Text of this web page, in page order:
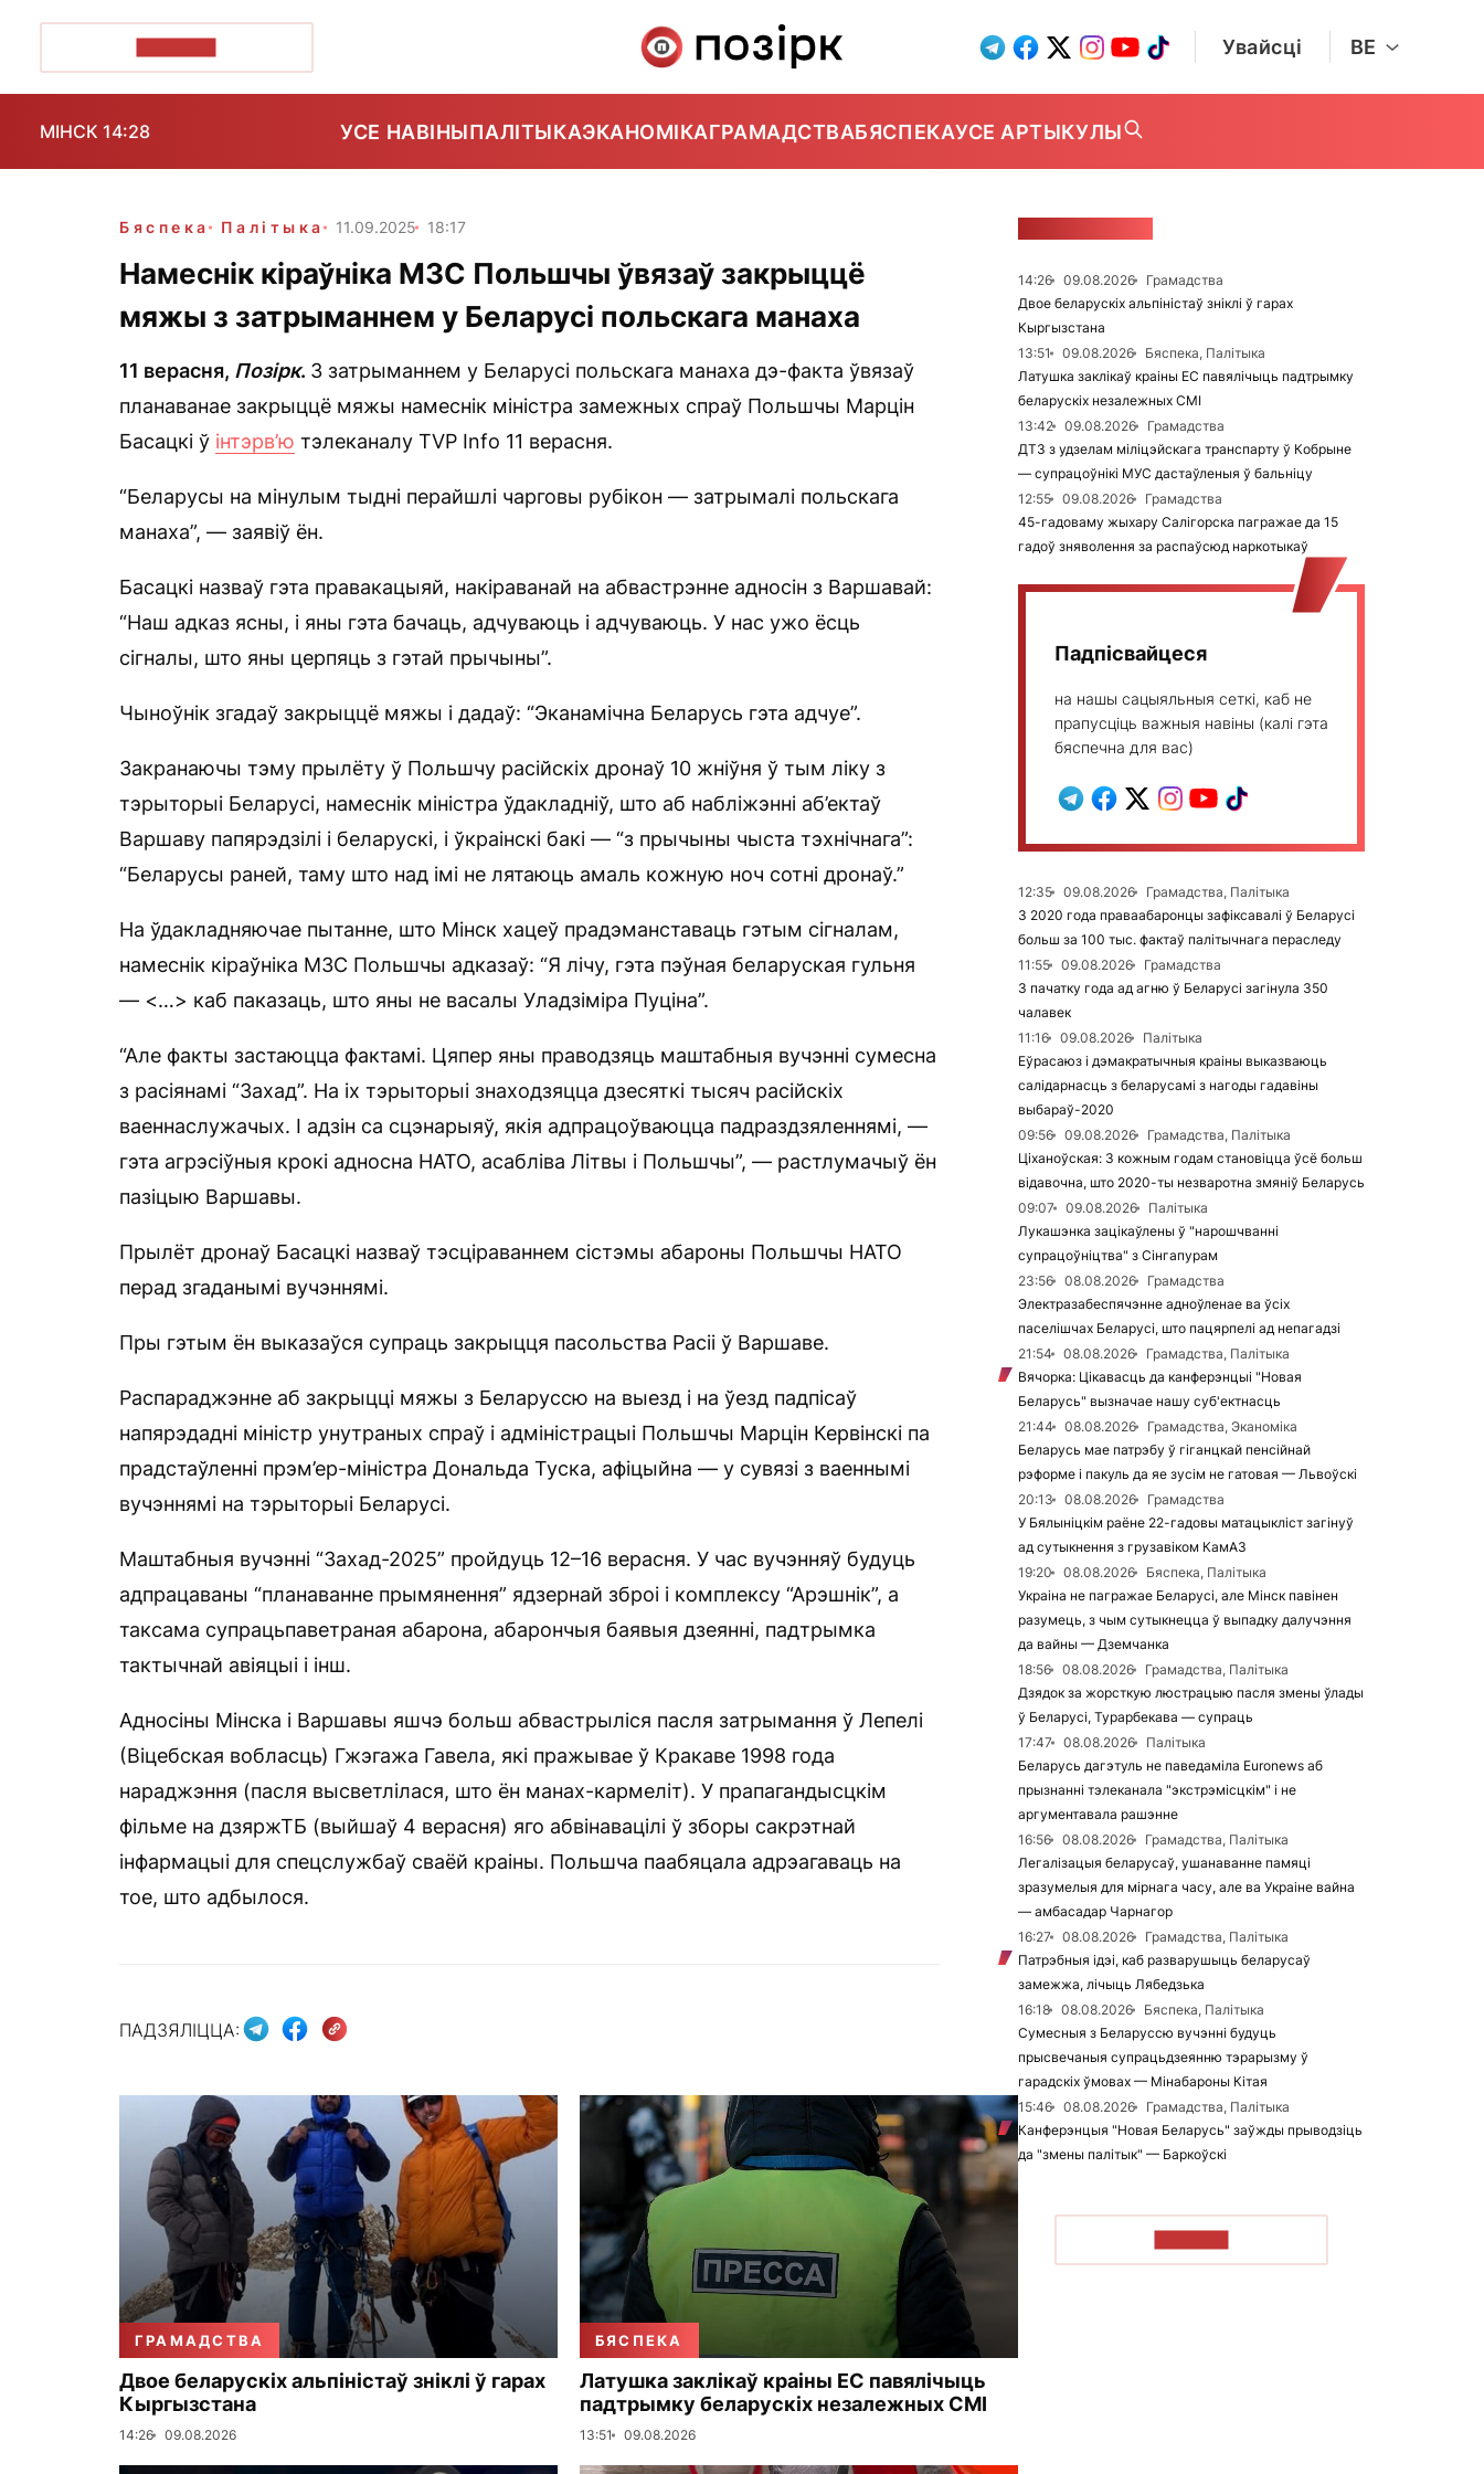
Увайсці BE
МІНСК 14:28 УСЕ НАВІНЫПАЛІТЫКАЭКАНОМІКАГРАМАДСТВАБЯСПЕКАУСЕ АРТЫКУЛЫ
Бяспека Палітыка 11.09.2025 18:17
Намеснік кіраўніка МЗС Польшчы ўвязаў закрыццё
мяжы з затрыманнем у Беларусі польскага манаха
11 верасня, Позірк. З затрыманнем у Беларусі польскага манаха дэ-факта ўвязаў
планаванае закрыццё мяжы намеснік міністра замежных спраў Польшчы Марцін
Басацкі ў інтэрв’ю тэлеканалу TVP Info 11 верасня.
“Беларусы на мінулым тыдні перайшлі чарговы рубікон — затрымалі польскага
манаха”, — заявіў ён.
Басацкі назваў гэта правакацыяй, накіраванай на абвастрэнне адносін з Варшавай:
“Наш адказ ясны, і яны гэта бачаць, адчуваюць і адчуваюць. У нас ужо ёсць
сігналы, што яны церпяць з гэтай прычыны”.
Чыноўнік згадаў закрыццё мяжы і дадаў: “Эканамічна Беларусь гэта адчуе”.
Закранаючы тэму прылёту ў Польшчу расійскіх дронаў 10 жніўня ў тым ліку з
тэрыторыі Беларусі, намеснік міністра ўдакладніў, што аб набліжэнні аб’ектаў
Варшаву папярэдзілі і беларускі, і ўкраінскі бакі — “з прычыны чыста тэхнічнага”:
“Беларусы раней, таму што над імі не лятаюць амаль кожную ноч сотні дронаў.”
На ўдакладняючае пытанне, што Мінск хацеў прадэманставаць гэтым сігналам,
намеснік кіраўніка МЗС Польшчы адказаў: “Я лічу, гэта пэўная беларуская гульня
— <…> каб паказаць, што яны не васалы Уладзіміра Пуціна”.
“Але факты застаюцца фактамі. Цяпер яны праводзяць маштабныя вучэнні сумесна
з расіянамі “Захад”. На іх тэрыторыі знаходзяцца дзесяткі тысяч расійскіх
ваеннаслужачых. І адзін са сцэнарыяў, якія адпрацоўваюцца падраздзяленнямі, —
гэта агрэсіўныя крокі адносна НАТО, асабліва Літвы і Польшчы”, — растлумачыў ён
пазіцыю Варшавы.
Прылёт дронаў Басацкі назваў тэсціраваннем сістэмы абароны Польшчы НАТО
перад згаданымі вучэннямі.
Пры гэтым ён выказаўся супраць закрыцця пасольства Расіі ў Варшаве.
Распараджэнне аб закрыцці мяжы з Беларуссю на выезд і на ўезд падпісаў
напярэдадні міністр унутраных спраў і адміністрацыі Польшчы Марцін Кервінскі па
прадстаўленні прэм’ер-міністра Дональда Туска, афіцыйна — у сувязі з ваеннымі
вучэннямі на тэрыторыі Беларусі.
Маштабныя вучэнні “Захад-2025” пройдуць 12–16 верасня. У час вучэнняў будуць
адпрацаваны “планаванне прымянення” ядзернай зброі і комплексу “Арэшнік”, а
таксама супрацьпаветраная абарона, абарончыя баявыя дзеянні, падтрымка
тактычнай авіяцыі і інш.
Адносіны Мінска і Варшавы яшчэ больш абвастрыліся пасля затрымання ў Лепелі
(Віцебская вобласць) Гжэгажа Гавела, які пражывае ў Кракаве 1998 года
нараджэння (пасля высветлілася, што ён манах-кармеліт). У прапагандысцкім
фільме на дзяржТБ (выйшаў 4 верасня) яго абвінавацілі ў зборы сакрэтнай
інфармацыі для спецслужбаў сваёй краіны. Польшча паабяцала адрэагаваць на
тое, што адбылося.
ПАДЗЯЛІЦЦА:
ГРАМАДСТВА
Двое беларускіх альпіністаў зніклі ў гарах
Кыргызстана
14:26 09.08.2026
БЯСПЕКА
Латушка заклікаў краіны ЕС павялічыць
падтрымку беларускіх незалежных СМІ
13:51 09.08.2026
14:26 09.08.2026
Грамадства
Двое беларускіх альпіністаў зніклі ў гарах
Кыргызстана
13:51
09.08.2026
Бяспека, Палітыка
Латушка заклікаў краіны ЕС павялічыць падтрымку
беларускіх незалежных СМІ
13:42
09.08.2026
Грамадства
ДТЗ з удзелам міліцэйскага транспарту ў Кобрыне
— супрацоўнікі МУС дастаўленыя ў бальніцу
12:55
09.08.2026
Грамадства
45-гадоваму жыхару Салігорска пагражае да 15
гадоў зняволення за распаўсюд наркотыкаў
Падпісвайцеся
на нашы сацыяльныя сеткі, каб не
прапусціць важныя навіны (калі гэта
бяспечна для вас)
12:35 09.08.2026
Грамадства, Палітыка
З 2020 года праваабаронцы зафіксавалі ў Беларусі
больш за 100 тыс. фактаў палітычнага пераследу
11:55
09.08.2026
Грамадства
З пачатку года ад агню ў Беларусі загінула 350
чалавек
11:16
09.08.2026
Палітыка
Еўрасаюз і дэмакратычныя краіны выказваюць
салідарнасць з беларусамі з нагоды гадавіны
выбараў-2020
09:56
09.08.2026
Грамадства, Палітыка
Ціханоўская: З кожным годам становіцца ўсё больш
відавочна, што 2020-ты незваротна змяніў Беларусь
09:07
09.08.2026
Палітыка
Лукашэнка зацікаўлены ў "нарошчванні
супрацоўніцтва" з Сінгапурам
23:56
08.08.2026
Грамадства
Электразабеспячэнне адноўленае ва ўсіх
паселішчах Беларусі, што пацярпелі ад непагадзі
21:54
08.08.2026
Грамадства, Палітыка
Вячорка: Цікавасць да канферэнцыі "Новая
Беларусь" вызначае нашу суб'ектнасць
21:44
08.08.2026
Грамадства, Эканоміка
Беларусь мае патрэбу ў гіганцкай пенсійнай
рэформе і пакуль да яе зусім не гатовая — Львоўскі
20:13
08.08.2026
Грамадства
У Бялыніцкім раёне 22-гадовы матацыкліст загінуў
ад сутыкнення з грузавіком КамАЗ
19:20
08.08.2026
Бяспека, Палітыка
Украіна не пагражае Беларусі, але Мінск павінен
разумець, з чым сутыкнецца ў выпадку далучэння
да вайны — Дземчанка
18:56
08.08.2026
Грамадства, Палітыка
Дзядок за жорсткую люстрацыю пасля змены ўлады
ў Беларусі, Турарбекава — супраць
17:47
08.08.2026
Палітыка
Беларусь дагэтуль не паведаміла Euronews аб
прызнанні тэлеканала "экстрэмісцкім" і не
аргументавала рашэнне
16:56
08.08.2026
Грамадства, Палітыка
Легалізацыя беларусаў, ушанаванне памяці
зразумелыя для мірнага часу, але ва Украіне вайна
— амбасадар Чарнагор
16:27
08.08.2026
Грамадства, Палітыка
Патрэбныя ідэі, каб разварушыць беларусаў
замежжа, лічыць Лябедзька
16:18
08.08.2026
Бяспека, Палітыка
Сумесныя з Беларуссю вучэнні будуць
прысвечаныя супрацьдзеянню тэрарызму ў
гарадскіх ўмовах — Мінабароны Кітая
15:46
08.08.2026
Грамадства, Палітыка
Канферэнцыя "Новая Беларусь" заўжды прыводзіць
да "змены палітык" — Баркоўскі